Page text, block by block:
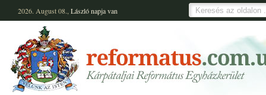
2026. August 08., Lászlónapja van